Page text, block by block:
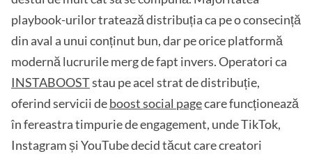
playbook-urilor tratează distribuția ca pe o consecință
din aval a unui conținut bun, dar pe orice platformă
modernă lucrurile merg de fapt invers. Operatori ca
INSTABOOSTstau pe acel strat de distribuție,
oferind servicii deboost social pagecare funcționează
în fereastra timpurie de engagement, unde TikTok,
Instagram și YouTube decid tăcut care creatori